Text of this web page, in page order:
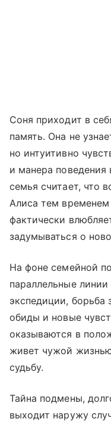
Соня приходит в
память. Она не
но интуитивно
и манера
семья считает, что
Алиса тем
фактически
задумываться о
На фоне семейной
параллельные
экспедиции, борьба
обиды и новые
оказываются в
живет чужой
судьбу.
Тайна подмены,
выходит наружу